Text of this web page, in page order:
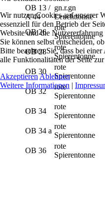
OB 13 /
A 44
gn.r.gn
Leuchttonne
OB 26
rote
Spierentonne
OB 28
rote
Spierentonne
OB 30
rote
Spierentonne
OB 32
rote
Spierentonne
OB 34
rote
Spierentonne
OB 34 a
rote
Spierentonne
OB 36
rote
Spierentonne
Wir nutzen Cookies auf unserer
essenziell für den Betrieb der
Website und die
Sie können selbst entscheiden,
Bitte beachten Sie, dass bei
alle Funktionalitäten der Seite
Akzeptieren Ablehnen
Weitere Informationen |